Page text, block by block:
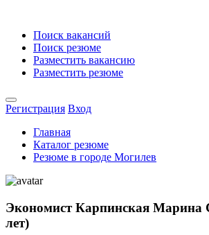
Поиск вакансий
Поиск резюме
Разместить вакансию
Разместить резюме
Регистрация Вход
Главная
Каталог резюме
Резюме в городе Могилев
ЭкономистКарпинская Марина
лет)